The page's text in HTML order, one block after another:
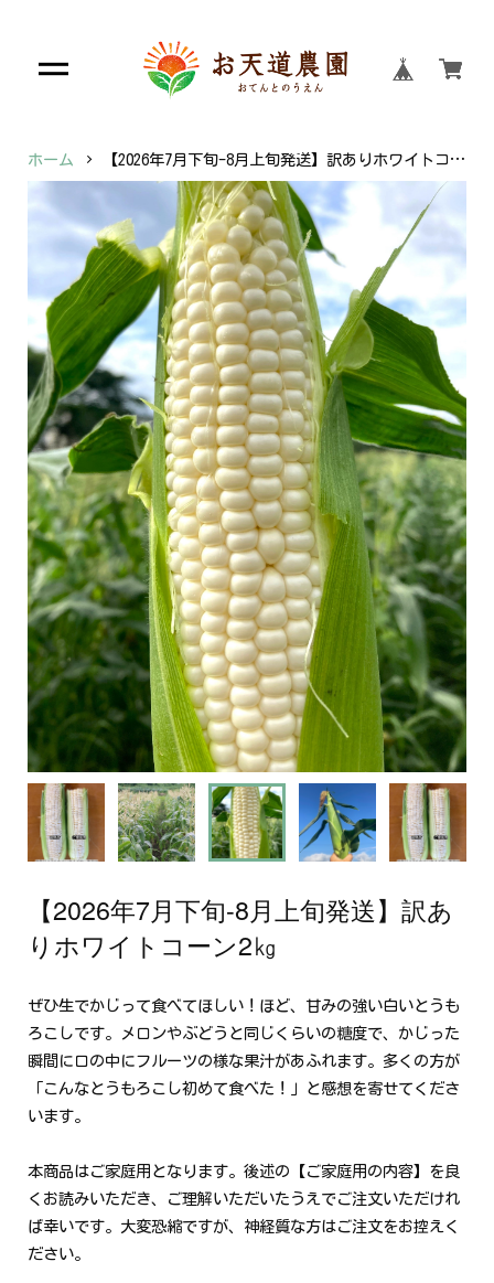
ホーム 【2026年7月下旬-8月上旬発送】訳ありホワイトコーン2㎏
【2026年7月下旬-8月上旬発送】訳あ
りホワイトコーン2㎏
ぜひ生でかじって食べてほしい！ほど、甘みの強い白いとうも
ろこしです。メロンやぶどうと同じくらいの糖度で、かじった
瞬間に口の中にフルーツの様な果汁があふれます。多くの方が
「こんなとうもろこし初めて食べた！」と感想を寄せてくださ
います。
本商品はご家庭用となります。後述の【ご家庭用の内容】を良
くお読みいただき、ご理解いただいたうえでご注文いただけれ
ば幸いです。大変恐縮ですが、神経質な方はご注文をお控えく
ださい。